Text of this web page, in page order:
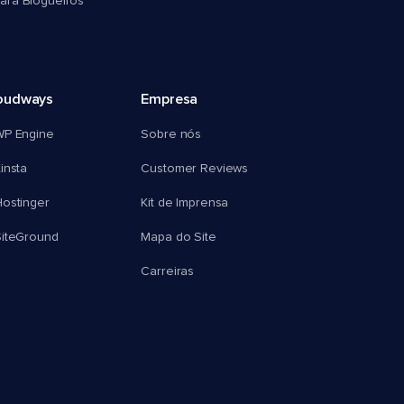
Engine
Empresa
Sobre nós
Customer Reviews
Kit de Imprensa
Mapa do Site
Carreiras